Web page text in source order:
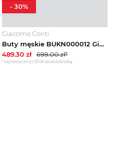
Giacomo Conti
Buty męskie BUKN000012 Giacomo Conti brazowy
489.30 zł 699.00zł*
*najniższa cena z 30 dni przed obniżką
- 30%